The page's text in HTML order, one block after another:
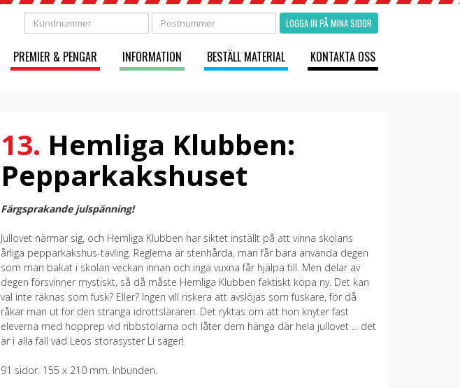
LOGGA IN PÅ MINA SIDOR
PREMIER & PENGAR INFORMATION BESTÄLL MATERIAL KONTAKTA OSS
13. Hemliga Klubben:
Pepparkakshuset
Färgsprakande julspänning!
Jullovet närmar sig, och Hemliga Klubben har siktet inställt på att vinna skolans
årliga pepparkakshus-tävling. Reglerna är stenhårda, man får bara använda degen
som man bakat i skolan veckan innan och inga vuxna får hjälpa till. Men delar av
degen försvinner mystiskt, så då måste Hemliga Klubben faktiskt köpa ny. Det kan
väl inte räknas som fusk? Eller? Ingen vill riskera att avslöjas som fuskare, för då
råkar man ut för den stränga idrottsläraren. Det ryktas om att hon knyter fast
eleverna med hopprep vid ribbstolarna och låter dem hänga där hela jullovet ... det
är i alla fall vad Leos storasyster Li säger!
91 sidor. 155 x 210 mm. Inbunden.